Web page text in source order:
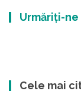
Urmăriți-
Cele mai